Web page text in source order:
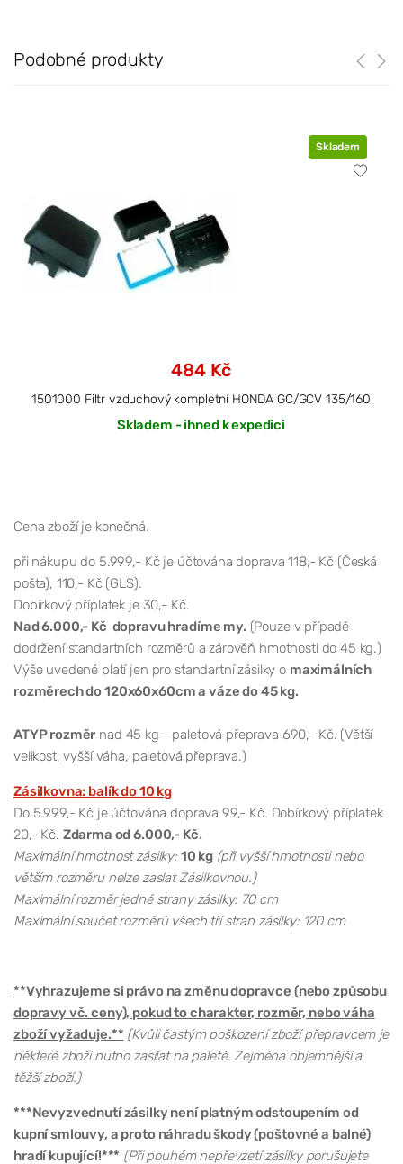
Podobné produkty
Skladem
484 Kč
1501000 Filtr vzduchový kompletní HONDA GC/GCV 135/160
Skladem - ihned k expedici
Cena zboží je konečná.
při nákupu do 5.999,- Kč je účtována doprava 118,- Kč (Česká
pošta), 110,- Kč (GLS).
Dobírkový příplatek je 30,- Kč.
Nad 6.000,- Kč dopravu hradíme my. (Pouze v případě
dodržení standartních rozměrů a zárověň hmotnosti do 45 kg.)
Výše uvedené platí jen pro standartní zásilky o maximálních
rozměrech do 120x60x60cm a váze do 45 kg.
ATYP rozměr nad 45 kg - paletová přeprava 690,- Kč. (Větší
velikost, vyšší váha, paletová přeprava.)
Zásilkovna: balík do 10 kg
Do 5.999,- Kč je účtována doprava 99,- Kč. Dobírkový příplatek
20,- Kč. Zdarma od 6.000,- Kč.
Maximální hmotnost zásilky: 10 kg (při vyšší hmotnosti nebo
větším rozměru nelze zaslat Zásilkovnou.)
Maximální rozměr jedné strany zásilky: 70 cm
Maximální součet rozměrů všech tří stran zásilky: 120 cm
**Vyhrazujeme si právo na změnu dopravce (nebo způsobu
dopravy vč. ceny), pokud to charakter, rozměr, nebo váha
zboží vyžaduje.** (Kvůli častým poškození zboží přepravcem je
některé zboží nutno zasílat na paletě. Zejména objemnější a
těžší zboží.)
***Nevyzvednutí zásilky není platným odstoupením od
kupní smlouvy, a proto náhradu škody (poštovné a balné)
hradí kupující!*** (Při pouhém nepřevzetí zásilky porušujete